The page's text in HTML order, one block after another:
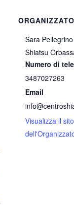
Sara
Shiatsu
Numero di
3487027263
Email
Visualizza il sito